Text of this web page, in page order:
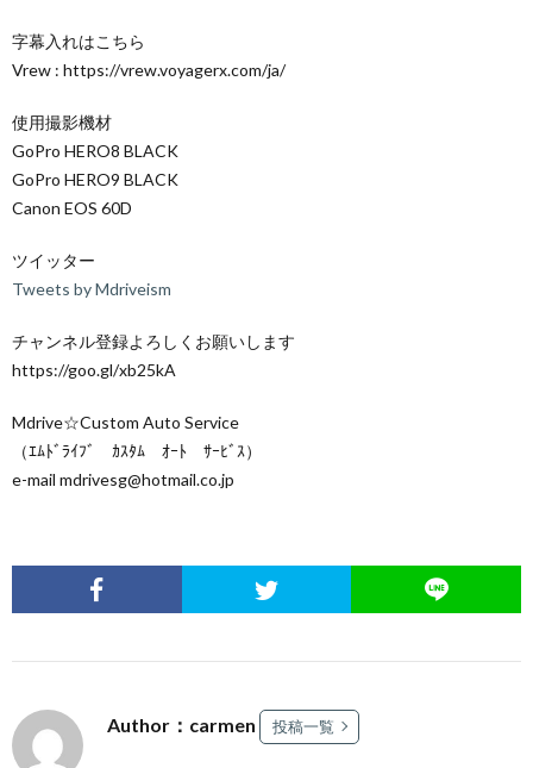
字幕入れはこちら
Vrew : https://vrew.voyagerx.com/ja/
使用撮影機材
GoPro HERO8 BLACK
GoPro HERO9 BLACK
Canon EOS 60D
ツイッター
Tweets by Mdriveism
チャンネル登録よろしくお願いします
https://goo.gl/xb25kA
Mdrive☆Custom Auto Service
（ｴﾑﾄﾞﾗｲﾌﾞ ｶｽﾀﾑ ｵｰﾄ ｻｰﾋﾞｽ）
e-mail mdrivesg@hotmail.co.jp
Author：carmen 投稿一覧